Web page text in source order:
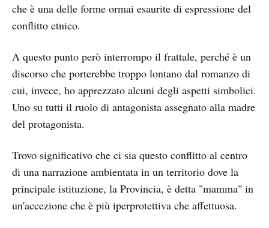
che è una delle forme ormai esaurite di espressione del
conflitto etnico.
A questo punto però interrompo il frattale, perché è un
discorso che porterebbe troppo lontano dal romanzo di
cui, invece, ho apprezzato alcuni degli aspetti simbolici.
Uno su tutti il ruolo di antagonista assegnato alla madre
del protagonista.
Trovo significativo che ci sia questo conflitto al centro
di una narrazione ambientata in un territorio dove la
principale istituzione, la Provincia, è detta "mamma" in
un'accezione che è più iperprotettiva che affettuosa.